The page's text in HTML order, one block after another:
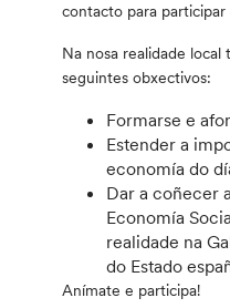
contacto para
Na nosa realidade
seguintes obxectivos:
Formarse e
Estender a
economía do
Dar a coñecer
Economía
realidade na
do Estado
Anímate e participa!